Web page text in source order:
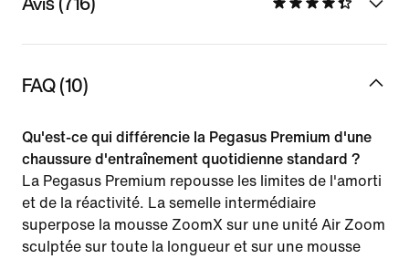
FAQ (10)
Qu'est-ce qui différencie la Pegasus Premium d'une
chaussure d'entraînement quotidienne standard ?
La Pegasus Premium repousse les limites de l'amorti
et de la réactivité. La semelle intermédiaire
superpose la mousse ZoomX sur une unité Air Zoom
sculptée sur toute la longueur et sur une mousse